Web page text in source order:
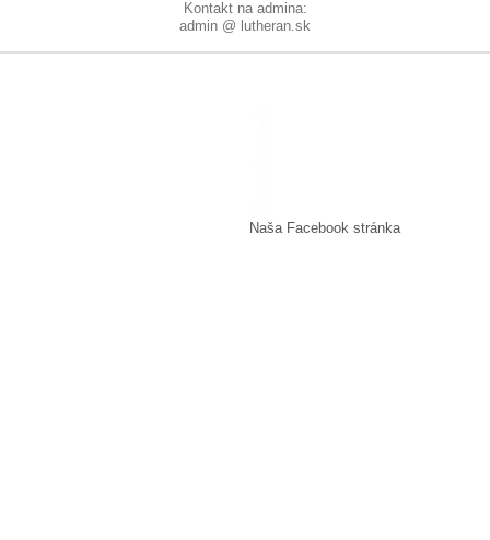
Kontakt na admina:
admin @ lutheran.sk
Naša Facebook stránka